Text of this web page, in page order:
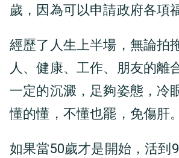
歲，因為可以申請政府各項
經歷了人生上半場，無論拍
人、健康、工作、朋友的離
一定的沉澱，足夠姿態，冷
懂的懂，不懂也罷，免傷肝。
如果當50歲才是開始，活到